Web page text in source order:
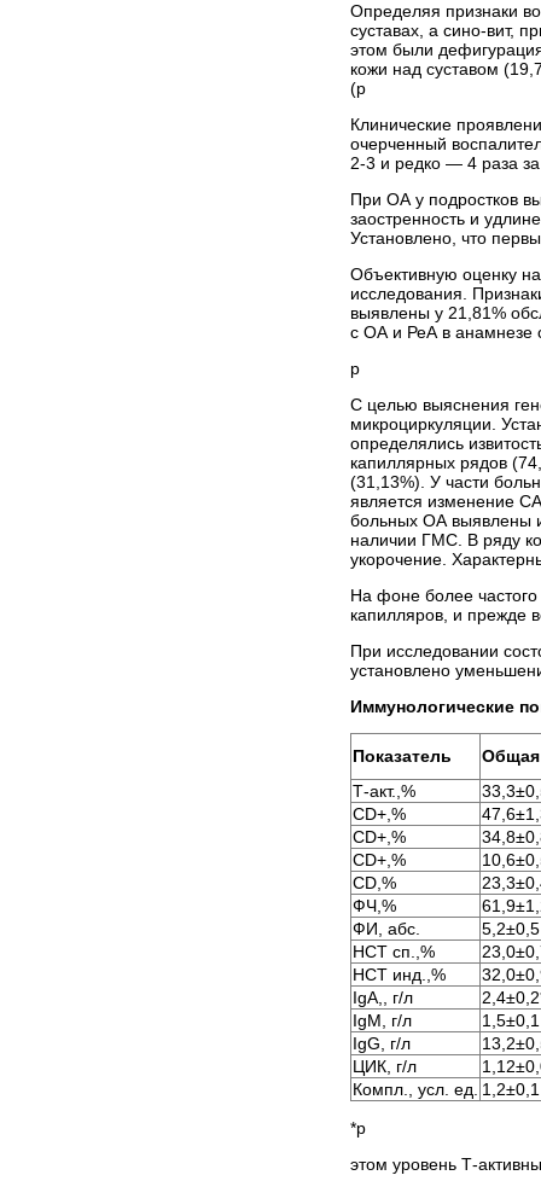
Определяя признаки
суставах, а сино-вит,
этом были
кожи над суставом
(р
Клинические
очерченный
2-3 и редко — 4 раза
При ОА у подростков
заостренность и
Установлено, что
Объективную оценку
исследования.
выявлены у 21,81%
с ОА и РеА в анамнезе
р
С целью выяснения
микроциркуляции.
определялись
капиллярных рядов
(31,13%). У части
является изменение
больных ОА выявлены
наличии ГМС. В ряду
укорочение.
На фоне более
капилляров, и прежде
При исследовании
установлено
Иммунологические
Показатель
Общая
Т-акт.,%
CD+,%
CD+,%
CD+,%
CD,%
ФЧ,%
ФИ, абс.
5,2±0,5
НСТ сп.,%
НСТ инд.,%
IgА,, г/л
IgМ, г/л
1,5±0,1
IgG, г/л
ЦИК, г/л
Компл., усл. ед. 1,2±0,1
*р
этом уровень Т-